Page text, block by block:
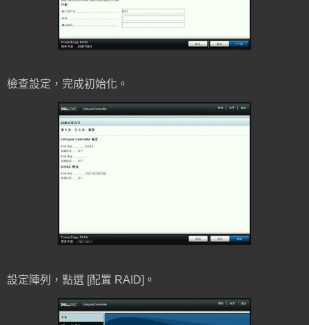
檢查設定，完成初始化。
設定陣列，點選 [配置 RAID]。